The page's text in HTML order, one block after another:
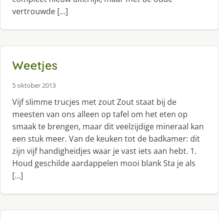
vertrouwde […]
Weetjes
5 oktober 2013
Vijf slimme trucjes met zout Zout staat bij de
meesten van ons alleen op tafel om het eten op
smaak te brengen, maar dit veelzijdige mineraal kan
een stuk meer. Van de keuken tot de badkamer: dit
zijn vijf handigheidjes waar je vast iets aan hebt. 1.
Houd geschilde aardappelen mooi blank Sta je als
[…]